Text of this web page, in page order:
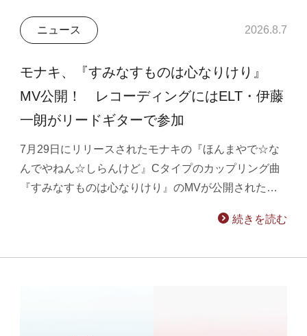
ニュース 2026.8.7
モナキ、『すみなすものは心なりけり』
MV公開！ レコーディングにはELT・伊藤
一朗がリードギターで参加
7月29日にリリースされたモナキの『ほんまやで☆な
んでやねん☆しらんけど』Cタイプのカップリング曲
『すみなすものは心なりけり』のMVが公開された…
続きを読む